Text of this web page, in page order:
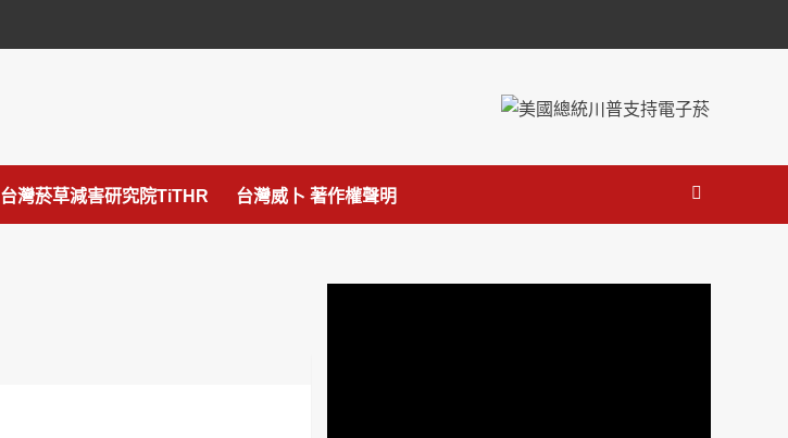
台灣菸草減害研究院TiTHR 台灣威卜 著作權聲明